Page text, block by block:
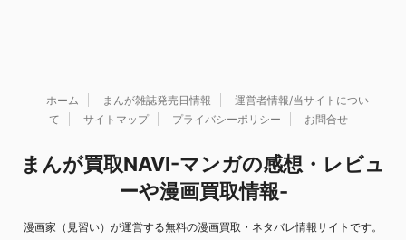
ホーム まんが雑誌発売日情報
運営者情報/当サイトについ
て
サイトマップ プライバシーポリシー お問合せ
まんが買取NAVI-マンガの感想・レビュ
ーや漫画買取情報-
漫画家（見習い）が運営する無料の漫画買取・ネタバレ情報サイトです。